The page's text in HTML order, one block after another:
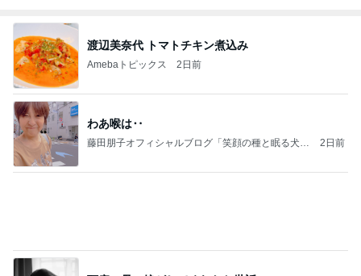
渡辺美奈代 トマトチキン煮込み
Amebaトピックス 2日前
わあ喉は‥
藤田朋子オフィシャルブログ「笑顔の種と眠る犬」
2日前